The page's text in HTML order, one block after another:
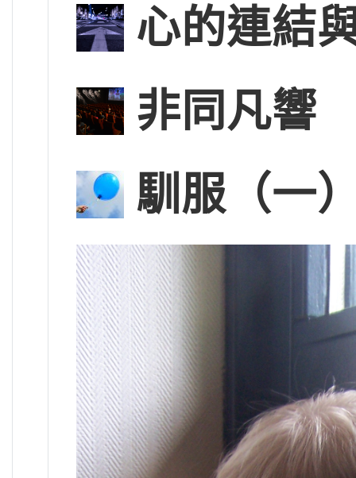
心的連結
非同凡響
馴服（一